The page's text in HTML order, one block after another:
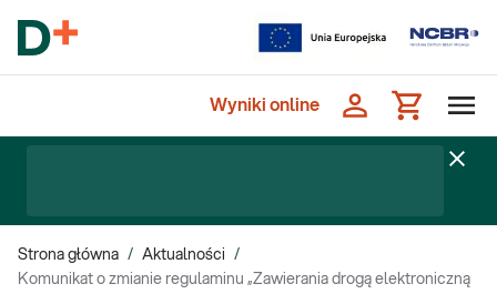
Wyniki online
Strona główna / Aktualności
/
Komunikat o zmianie regulaminu „Zawierania drogą elektroniczną